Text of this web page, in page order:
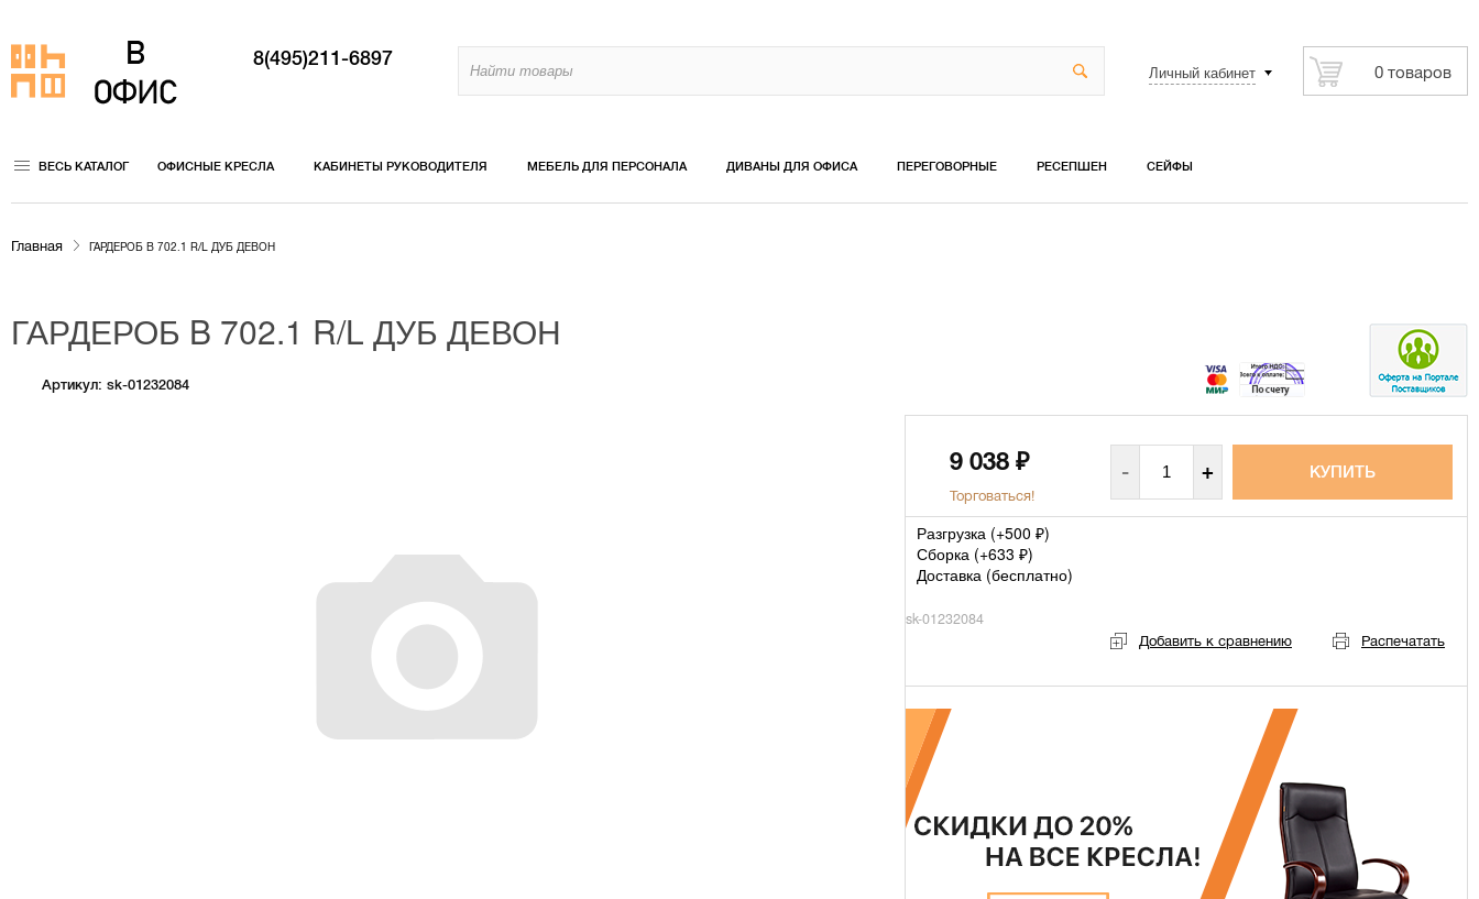
8(495)211-6897
Личный кабинет 0 товаров
ВЕСЬ КАТАЛОГ ОФИСНЫЕ КРЕСЛА КАБИНЕТЫ РУКОВОДИТЕЛЯ МЕБЕЛЬ ДЛЯ ПЕРСОНАЛА ДИВАНЫ ДЛЯ ОФИСА ПЕРЕГОВОРНЫЕ РЕСЕПШЕН СЕЙФЫ
Главная ГАРДЕРОБ B 702.1 R/L ДУБ ДЕВОН
ГАРДЕРОБ B 702.1 R/L ДУБ ДЕВОН
Артикул: sk-01232084
9 038 ₽
Торговаться!
- +
Разгрузка (+500 ₽)
Сборка (+633 ₽)
Доставка (бесплатно)
sk-01232084
Добавить к сравнению Распечатать